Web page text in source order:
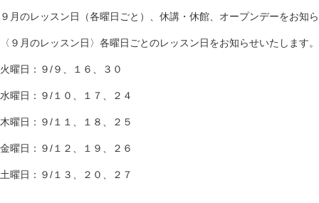
９月のレッスン日（各曜日ごと）、休講・休館、オープンデーをお知
〈９月のレッスン日〉各曜日ごとのレッスン日をお知らせいたします。
火曜日：９/９、１６、３０
水曜日：９/１０、１７、２４
木曜日：９/１１、１８、２５
金曜日：９/１２、１９、２６
土曜日：９/１３、２０、２７